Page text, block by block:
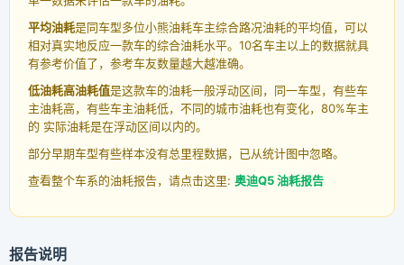
平均油耗是同车型多位小熊油耗车主综合路况油耗的平均值，可以
相对真实地反应一款车的综合油耗水平。10名车主以上的数据就具
有参考价值了，参考车友数量越大越准确。
低油耗高油耗值是这款车的油耗一般浮动区间，同一车型，有些车
主油耗高，有些车主油耗低，不同的城市油耗也有变化，80%车主
的 实际油耗是在浮动区间以内的。
部分早期车型有些样本没有总里程数据，已从统计图中忽略。
查看整个车系的油耗报告，请点击这里: 奥迪Q5 油耗报告
报告说明